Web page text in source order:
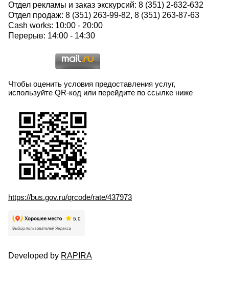
Отдел рекламы и заказ экскурсий: 8 (351) 2-632-632
Отдел продаж: 8 (351) 263-99-82, 8 (351) 263-87-63
Cash works: 10:00 - 20:00
Перерыв: 14:00 - 14:30
Чтобы оценить условия предоставления услуг,
используйте QR-код или перейдите по ссылке ниже
https://bus.gov.ru/qrcode/rate/437973
Developed by RAPIRA